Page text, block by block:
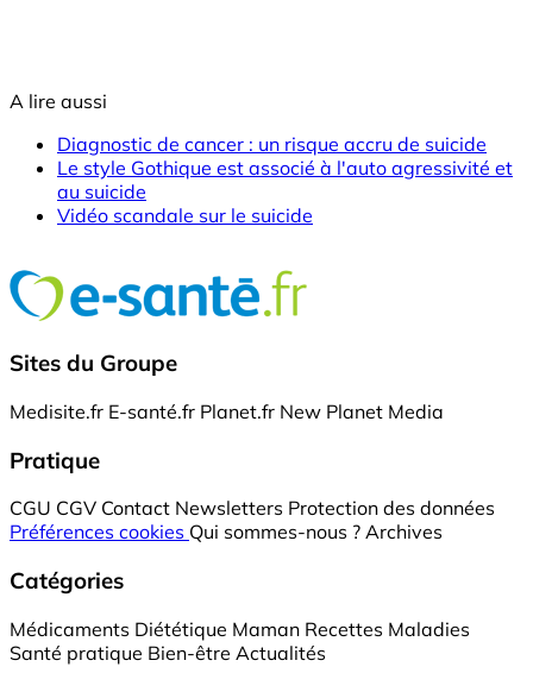
A lire aussi
Diagnostic de cancer : un risque accru de suicide
Le style Gothique est associé à l'auto agressivité et
au suicide
Vidéo scandale sur le suicide
Sites du Groupe
Medisite.fr E-santé.fr Planet.fr New Planet Media
Pratique
CGU CGV Contact Newsletters Protection des données
Préférences cookies Qui sommes-nous ? Archives
Catégories
Médicaments Diététique Maman Recettes Maladies
Santé pratique Bien-être Actualités